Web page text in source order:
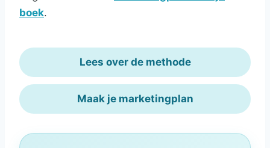
boek.
Lees over de methode
Maak je marketingplan